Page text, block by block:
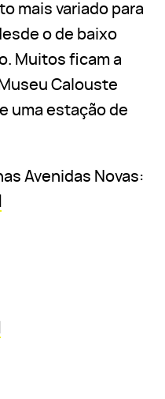
mais variado para
o de baixo
Muitos ficam a
Calouste
uma estação de
Avenidas Novas: